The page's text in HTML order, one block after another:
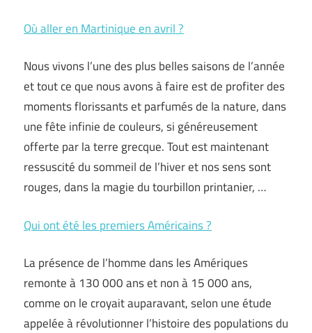
Où aller en Martinique en avril ?
Nous vivons l’une des plus belles saisons de l’année
et tout ce que nous avons à faire est de profiter des
moments florissants et parfumés de la nature, dans
une fête infinie de couleurs, si généreusement
offerte par la terre grecque. Tout est maintenant
ressuscité du sommeil de l’hiver et nos sens sont
rouges, dans la magie du tourbillon printanier, …
Qui ont été les premiers Américains ?
La présence de l’homme dans les Amériques
remonte à 130 000 ans et non à 15 000 ans,
comme on le croyait auparavant, selon une étude
appelée à révolutionner l’histoire des populations du